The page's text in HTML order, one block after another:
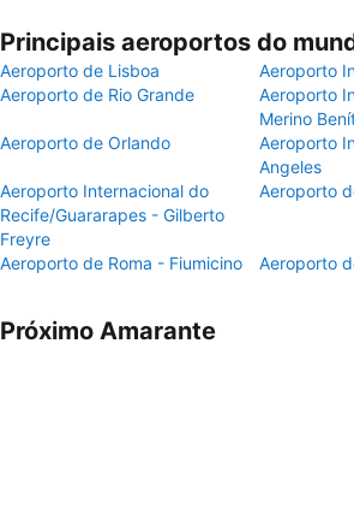
Principais aeroportos do
Aeroporto de Lisboa
Aeroporto
Aeroporto de Rio Grande
Aeroporto
Merino
Aeroporto de Orlando
Aeroporto
Angeles
Aeroporto Internacional do
Recife/Guararapes - Gilberto
Freyre
Aeroporto
Aeroporto de Roma - Fiumicino Aeroporto
Próximo Amarante